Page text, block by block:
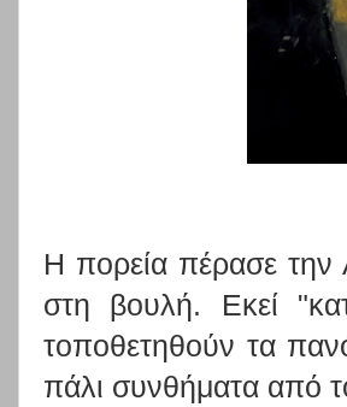
Η πορεία πέρασε την
στη βουλή. Εκεί
τοποθετηθούν τα
πάλι συνθήματα από